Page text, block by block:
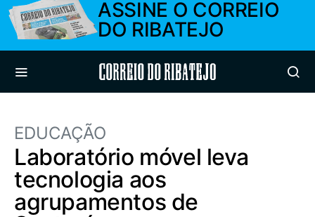
ASSINE O CORREIO
DO RIBATEJO
Correio do Ribatejo
EDUCAÇÃO
Laboratório móvel leva
tecnologia aos
agrupamentos de